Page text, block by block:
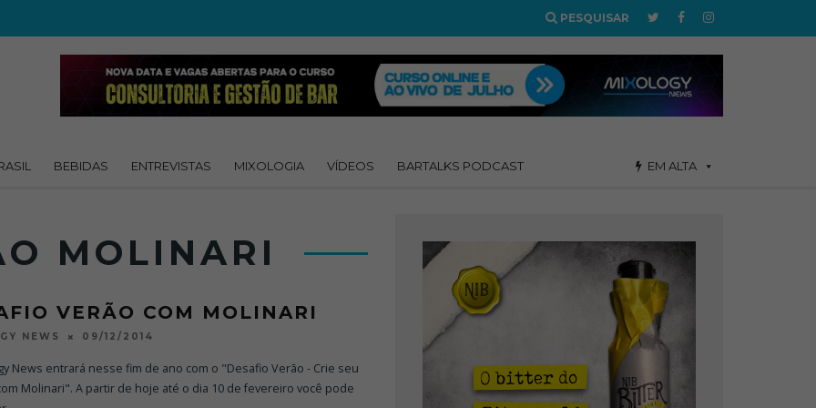
PESQUISAR
BEBIDAS ENTREVISTAS MIXOLOGIA VÍDEOS BARTALKS PODCAST EM ALTA
MOLINARI
VERÃO COM MOLINARI
NEWS 09/12/2014
News entrará nesse fim de ano com o "Desafio Verão - Crie seu
Molinari". A partir de hoje até o dia 10 de fevereiro você pode